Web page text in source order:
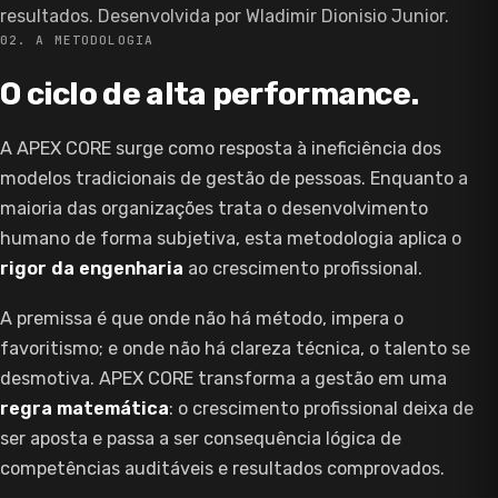
resultados. Desenvolvida por Wladimir Dionisio Junior.
02. A METODOLOGIA
O ciclo de alta performance.
A APEX CORE surge como resposta à ineficiência dos
modelos tradicionais de gestão de pessoas. Enquanto a
maioria das organizações trata o desenvolvimento
humano de forma subjetiva, esta metodologia aplica o
rigor da engenharia ao crescimento profissional.
A premissa é que onde não há método, impera o
favoritismo; e onde não há clareza técnica, o talento se
desmotiva. APEX CORE transforma a gestão em uma
regra matemática: o crescimento profissional deixa de
ser aposta e passa a ser consequência lógica de
competências auditáveis e resultados comprovados.